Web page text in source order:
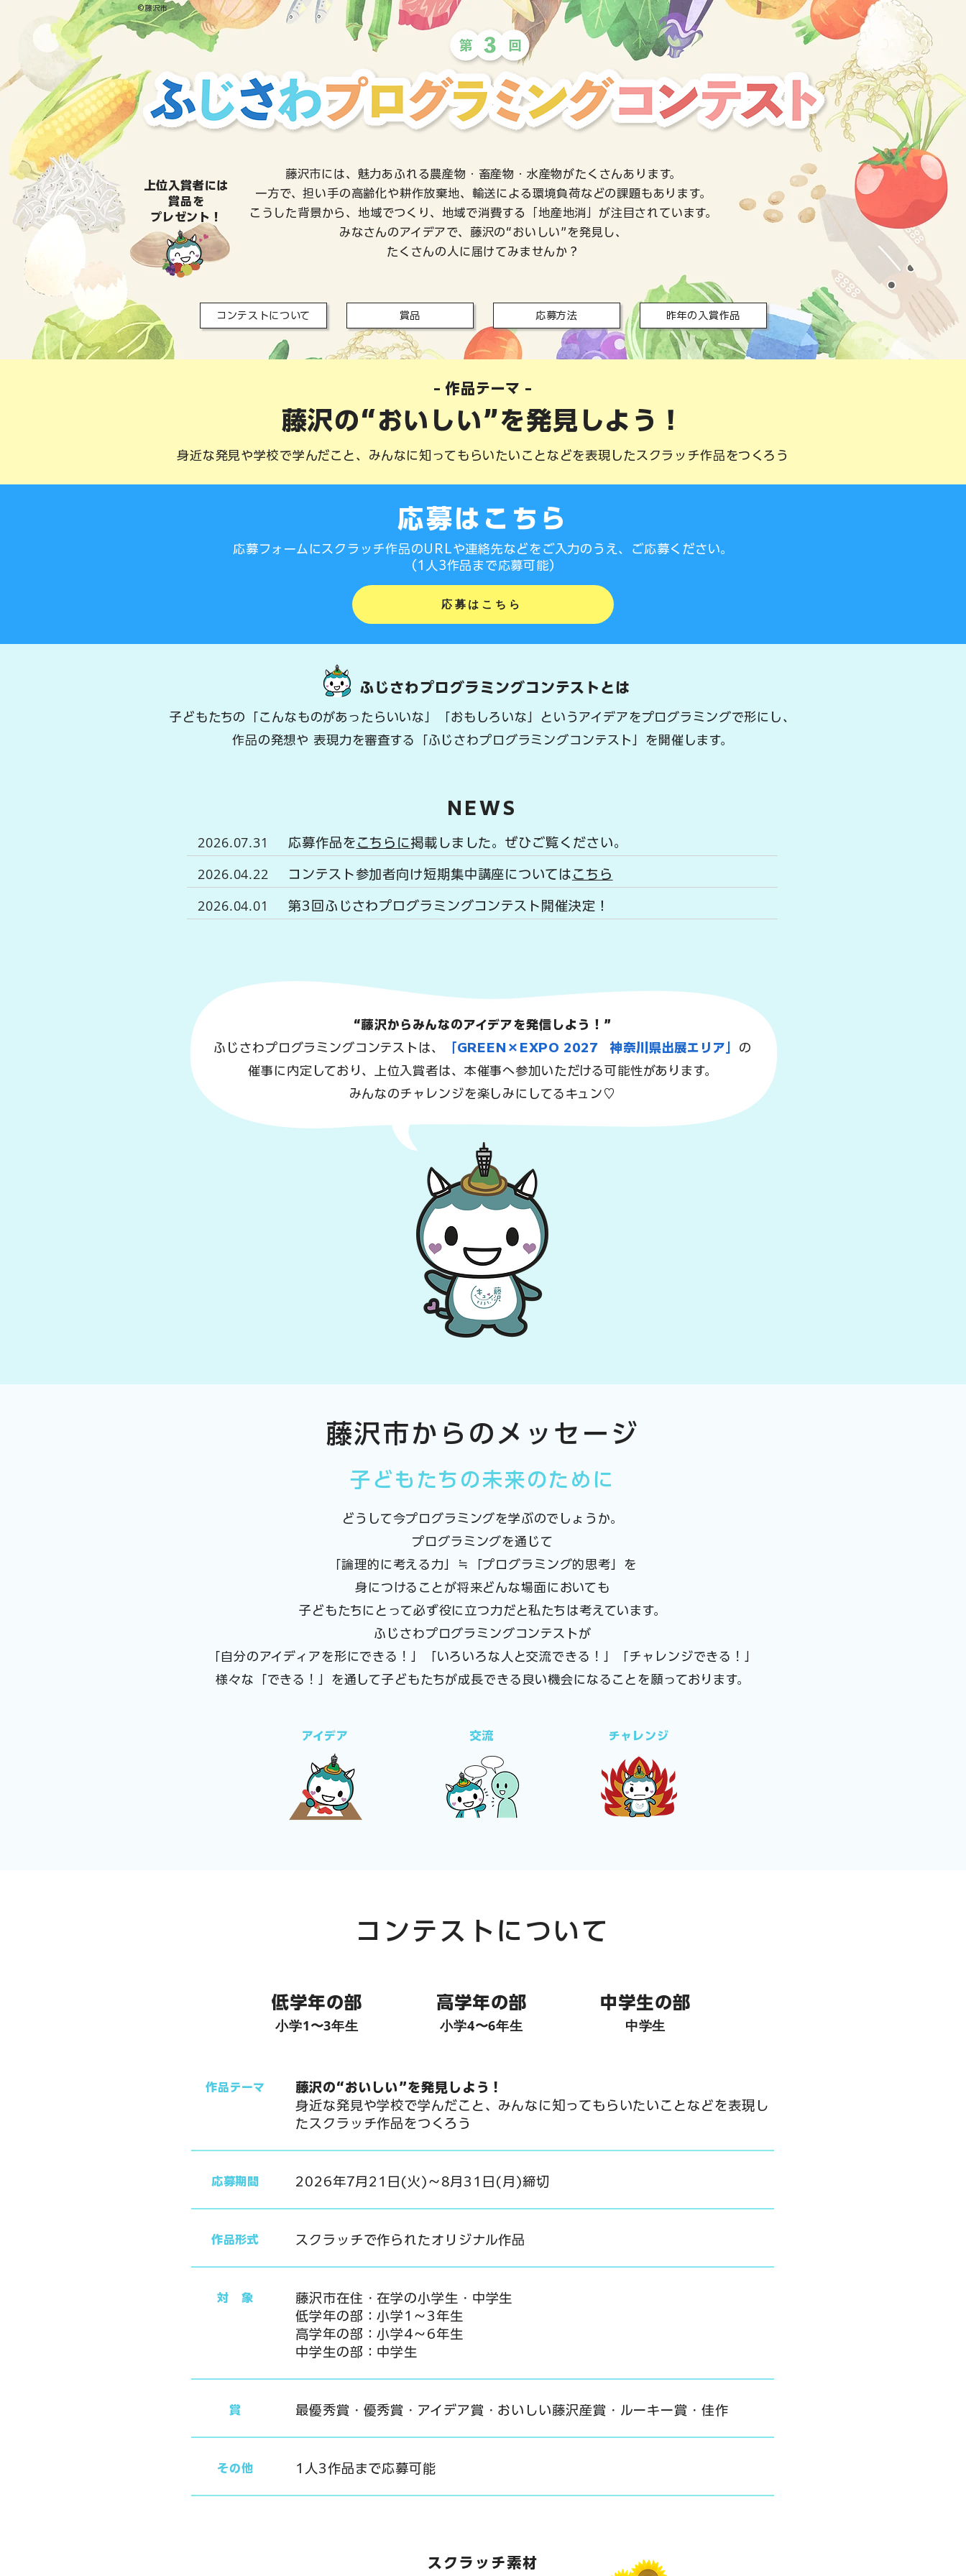
©藤沢市
藤沢市には、魅力あふれる農産物・畜産物・水産物がたくさんあります。
一方で、担い手の高齢化や耕作放棄地、輸送による環境負荷などの課題もあります。
こうした背景から、地域でつくり、地域で消費する「地産地消」が注目されています。
みなさんのアイデアで、藤沢の“おいしい”を発見し、
たくさんの人に届けてみませんか？
上位入賞者には
賞品を
プレゼント！
コンテストについて 賞品 応募方法 昨年の入賞作品
​- 作品テーマ -
藤沢の“おいしい”を発見しよう！
身近な発見や学校で学んだこと、みんなに知ってもらいたいことなどを表現したスクラッチ作品をつくろう
​応募はこちら
応募フォームにスクラッチ作品のURLや連絡先などをご入力のうえ、ご応募ください。
​（1人3作品まで応募可能）
応募はこちら
ふじさわプログラミングコンテストとは
子どもたちの「こんなものがあったらいいな」「おもしろいな」というアイデアをプログラミングで形にし、
作品の発想や 表現力を審査する「ふじさわプログラミングコンテスト」を開催します。
NEWS
2026.07.31
​応募作品を こちらに 掲載しました。ぜひご覧ください。
2026.04.22 ​コンテスト参加者向け短期集中講座については こちら
2026.04.01 ​第3回ふじさわプログラミングコンテスト開催決定！
“藤沢からみんなのアイデアを発信しよう！”
ふじさわプログラミングコンテストは、
「GREEN×EXPO 2027 神奈川県出展エリア」 の
催事に内定しており、上位入賞者は、本催事へ参加いただける可能性があります。
みんなのチャレンジを楽しみにしてるキュン♡
​藤沢市からのメッセージ
​子どもたちの未来のために
どうして今プログラミングを学ぶのでしょうか。
プログラミングを通じて
「論理的に考える力」≒「プログラミング的思考」を
身につけることが将来どんな場面においても
子どもたちにとって必ず役に立つ力だと私たちは考えています。
ふじさわプログラミングコンテストが
「自分のアイディアを形にできる！」「いろいろな人と交流できる！」「チャレンジできる！」
様々な「できる！」を通して子どもたちが成長できる良い機会になることを願っております。
​アイデア ​交流 ​チャレンジ
​コンテストについて
​小学1〜3年生
​低学年の部
​小学4〜6年生
​高学年の部
​中学生
​中学生の部
​作品テーマ
藤沢の“おいしい”を発見しよう！
身近な発見や学校で学んだこと、みんなに知ってもらいたいことなどを表現し
たスクラッチ作品をつくろう
​応募期間 ​2026年7月21日(火)〜8月31日(月)締切
​作品形式 スクラッチで作られたオリジナル作品
​対 象
​藤沢市在住・在学の小学生・中学生​
低学年の部：小学1〜3年生
高学年の部：小学4〜6年生
中学生の部：中学生
​賞 最優秀賞・優秀賞・アイデア賞・おいしい藤沢産賞・ルーキー賞・佳作
​その他 1人3作品まで応募可能
​スクラッチ素材